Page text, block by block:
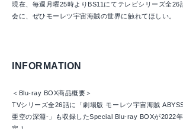
現在、毎週月曜25時よりBS11にてテレビシリーズ全26
会に、ぜひモーレツ宇宙海賊の世界に触れてほしい。
INFORMATION
＜Blu-ray BOX商品概要＞
TVシリーズ全26話に「劇場版 モーレツ宇宙海賊
亜空の深淵-」も収録したSpecial Blu-ray BOXが2022